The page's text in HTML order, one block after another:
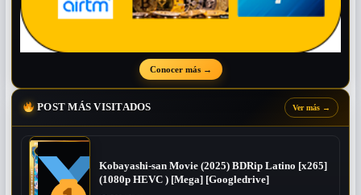
Conocer más →
POST MÁS VISITADOS Ver más →
Kobayashi-san Movie (2025) BDRip Latino [x265]
(1080p HEVC ) [Mega] [Googledrive]